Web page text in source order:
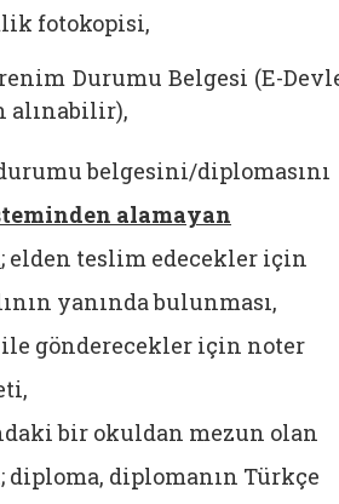
fotokopisi,
Durumu Belgesi (E-
alınabilir),
belgesini/diplomasını
alamayan
; elden teslim edecekler için
yanında bulunması,
gönderecekler için noter
bir okuldan mezun olan
diploma, diplomanın Türkçe